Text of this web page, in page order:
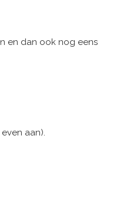
en dan ook nog eens
aan).